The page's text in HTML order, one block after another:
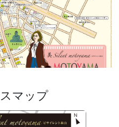
マップ